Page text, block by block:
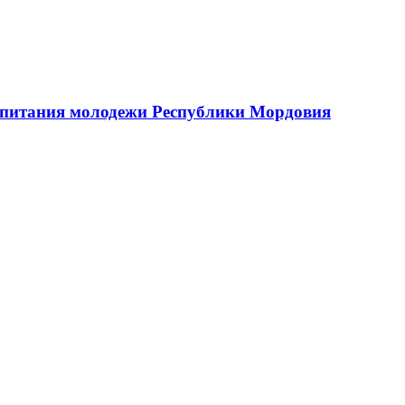
молодежи Республики Мордовия